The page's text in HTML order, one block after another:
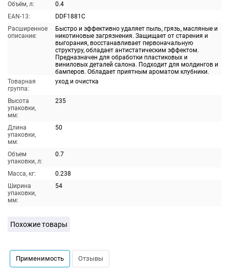
Объём, л:
0.4
EAN-13:
DDF1881C
Расширенное
описание:
Быстро и эффективно удаляет пыль, грязь, масляные и
никотиновые загрязнения. Защищает от старения и
выгорания, восстанавливает первоначальную
структуру, обладает антистатическим эффектом.
Предназначен для обработки пластиковых и
виниловых деталей салона. Подходит для молдингов и
бамперов. Обладает приятным ароматом клубники.
Товарная
группа:
уход и очистка
Высота
упаковки,
мм:
235
Длина
упаковки,
мм:
50
Объем
упаковки, л:
0.7
Масса, кг:
0.238
Ширина
упаковки,
мм:
54
Похожие товары
Применимость Отзывы